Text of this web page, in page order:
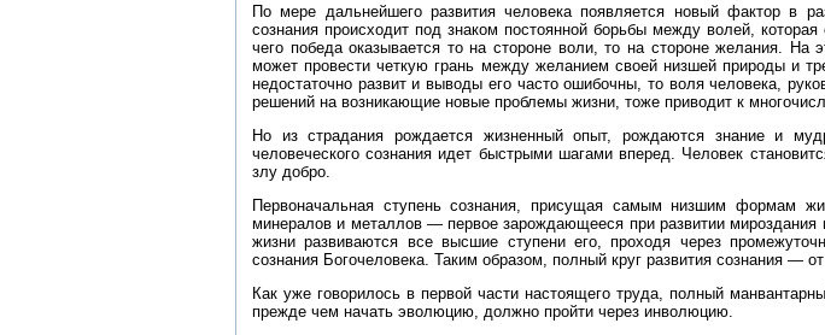
По мере дальнейшего развития человека появляется новый фактор в
сознания происходит под знаком постоянной борьбы между волей,
чего победа оказывается то на стороне воли, то на стороне желания.
может провести четкую грань между желанием своей низшей природы и
недостаточно развит и выводы его часто ошибочны, то воля человека,
решений на возникающие новые проблемы жизни, тоже приводит к
Но из страдания рождается жизненный опыт, рождаются знание и
человеческого сознания идет быстрыми шагами вперед. Человек
злу добро.
Первоначальная ступень сознания, присущая самым низшим формам
минералов и металлов — первое зарождающееся при развитии
жизни развиваются все высшие ступени его, проходя через
сознания Богочеловека. Таким образом, полный круг развития сознания —
Как уже говорилось в первой части настоящего труда, полный
прежде чем начать эволюцию, должно пройти через инволюцию.